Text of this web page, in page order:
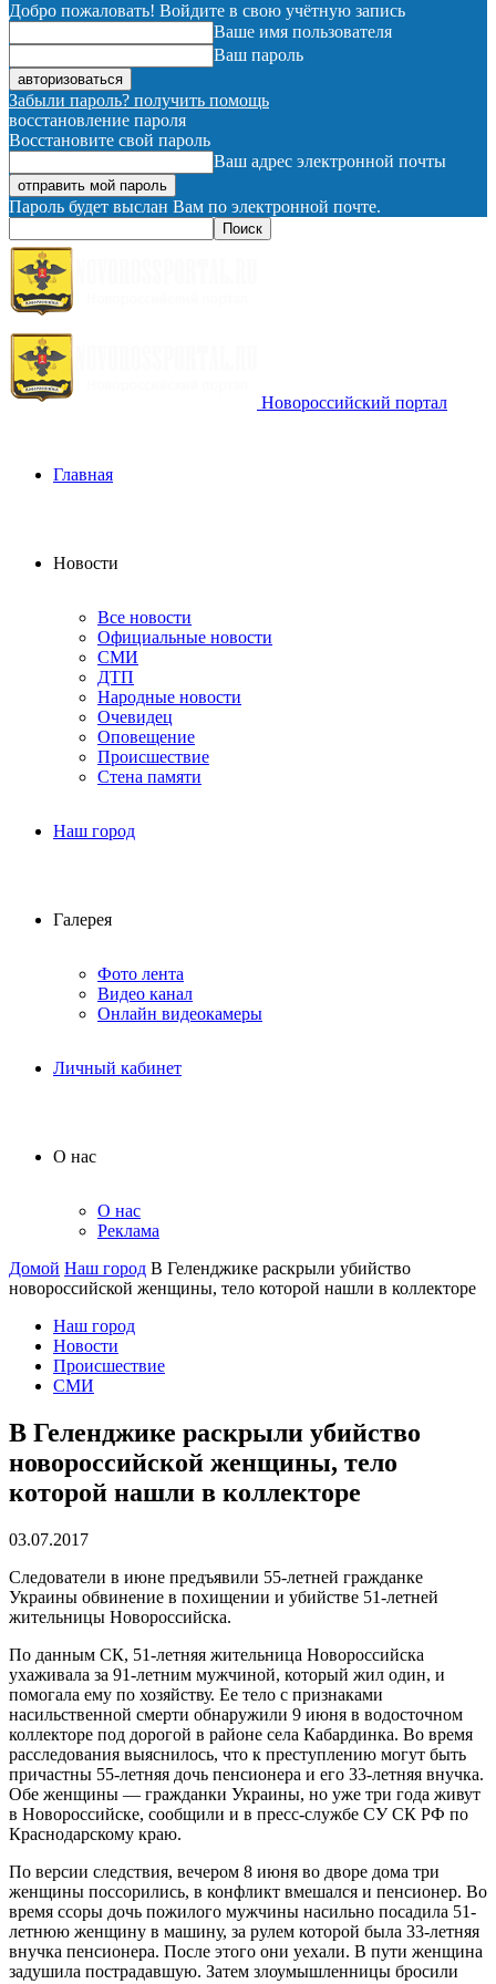
Добро пожаловать! Войдите в свою учётную запись
Ваше имя пользователя
Ваш пароль
Забыли пароль? получить помощь
восстановление пароля
Восстановите свой пароль
Ваш адрес электронной почты
Пароль будет выслан Вам по электронной почте.
Новороссийский портал
Главная
Новости
Все новости
Официальные новости
СМИ
ДТП
Народные новости
Очевидец
Оповещение
Происшествие
Стена памяти
Наш город
Галерея
Фото лента
Видео канал
Онлайн видеокамеры
Личный кабинет
О нас
О нас
Реклама
Домой Наш город В Геленджике раскрыли убийство
новороссийской женщины, тело которой нашли в коллекторе
Наш город
Новости
Происшествие
СМИ
В Геленджике раскрыли убийство
новороссийской женщины, тело
которой нашли в коллекторе
03.07.2017
Следователи в июне предъявили 55-летней гражданке
Украины обвинение в похищении и убийстве 51-летней
жительницы Новороссийска.
По данным СК, 51-летняя жительница Новороссийска
ухаживала за 91-летним мужчиной, который жил один, и
помогала ему по хозяйству. Ее тело с признаками
насильственной смерти обнаружили 9 июня в водосточном
коллекторе под дорогой в районе села Кабардинка. Во время
расследования выяснилось, что к преступлению могут быть
причастны 55-летняя дочь пенсионера и его 33-летняя внучка.
Обе женщины — гражданки Украины, но уже три года живут
в Новороссийске, сообщили и в пресс-службе СУ СК РФ по
Краснодарскому краю.
По версии следствия, вечером 8 июня во дворе дома три
женщины поссорились, в конфликт вмешался и пенсионер. Во
время ссоры дочь пожилого мужчины насильно посадила 51-
летнюю женщину в машину, за рулем которой была 33-летняя
внучка пенсионера. После этого они уехали. В пути женщина
задушила пострадавшую. Затем злоумышленницы бросили